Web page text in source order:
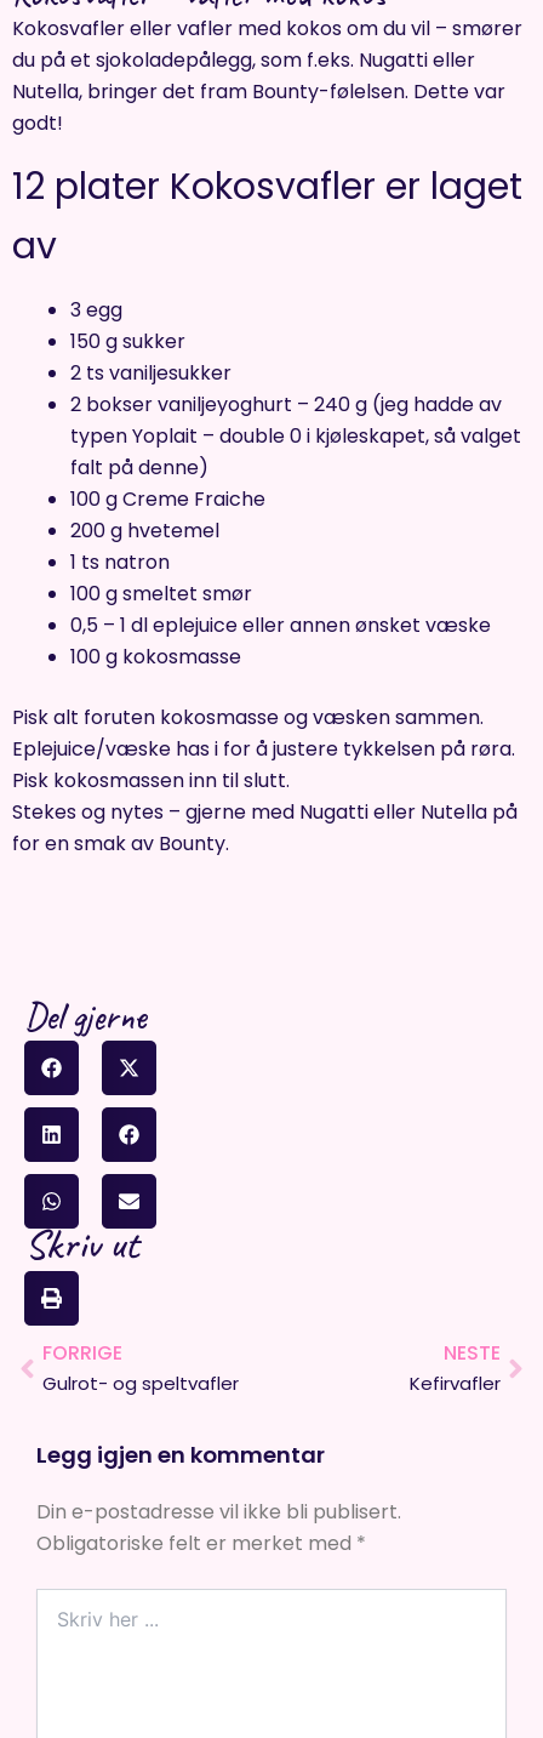
Kokosvafler eller vafler med kokos om du vil – smører
du på et sjokoladepålegg, som f.eks. Nugatti eller
Nutella, bringer det fram Bounty-følelsen. Dette var
godt!
12 plater Kokosvafler er laget
av
3 egg
150 g sukker
2 ts vaniljesukker
2 bokser vaniljeyoghurt – 240 g (jeg hadde av
typen Yoplait – double 0 i kjøleskapet, så valget
falt på denne)
100 g Creme Fraiche
200 g hvetemel
1 ts natron
100 g smeltet smør
0,5 – 1 dl eplejuice eller annen ønsket væske
100 g kokosmasse
Pisk alt foruten kokosmasse og væsken sammen.
Eplejuice/væske has i for å justere tykkelsen på røra.
Pisk kokosmassen inn til slutt.
Stekes og nytes – gjerne med Nugatti eller Nutella på
for en smak av Bounty.
Del gjerne
Skriv ut
Prev
FORRIGE
Gulrot- og speltvafler
NESTE
Kefirvafler
Legg igjen en kommentar
Din e-postadresse vil ikke bli publisert.
Obligatoriske felt er merket med *
her